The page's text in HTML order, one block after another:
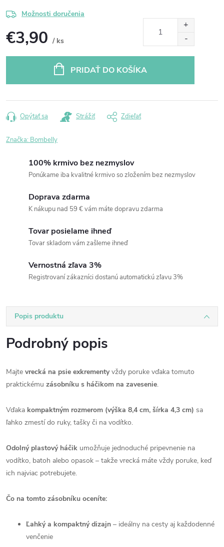
Možnosti doručenia
€3,90 / ks
PRIDAŤ DO KOŠÍKA
Opýtať sa Strážiť Zdieľať
Značka: Bombelly
100% krmivo bez nezmyslov
Ponúkame iba kvalitné krmivo so zložením bez nezmyslov
Doprava zdarma
K nákupu nad 59 € vám máte dopravu zdarma
Tovar posielame ihneď
Tovar skladom vám zašleme ihneď
Vernostná zľava 3%
Registrovaní zákazníci dostanú automatickú zľavu 3%
Popis produktu
Podrobný popis
Majte vrecká na psie exkrementyvždy poruke vďaka tomuto
praktickému zásobníku s háčikom na zavesenie.
Vďaka kompaktným rozmerom (výška 8,4 cm, šírka 4,3 cm) sa
ľahko zmestí do ruky, tašky či na vodítko.
Odolný plastový háčik umožňuje jednoduché pripevnenie na
vodítko, batoh alebo opasok – takže vrecká máte vždy poruke, keď
ich najviac potrebujete.
Čo na tomto zásobníku oceníte:
Ľahký a kompaktný dizajn – ideálny na cesty aj každodenné
venčenie